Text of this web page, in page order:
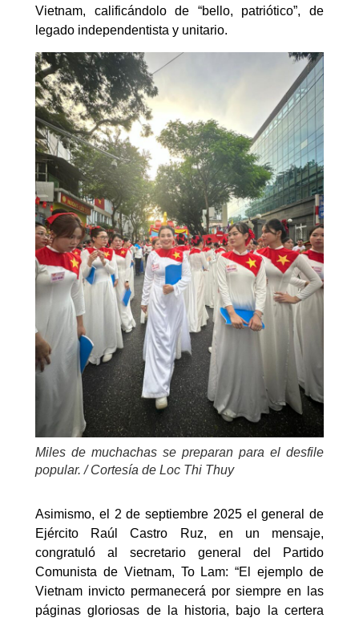
Vietnam, calificándolo de “bello, patriótico”, de
legado independentista y unitario.
Miles de muchachas se preparan para el desfile
popular. / Cortesía de Loc Thi Thuy
Asimismo, el 2 de septiembre 2025 el general de
Ejército Raúl Castro Ruz, en un mensaje,
congratuló al secretario general del Partido
Comunista de Vietnam, To Lam: “El ejemplo de
Vietnam invicto permanecerá por siempre en las
páginas gloriosas de la historia, bajo la certera